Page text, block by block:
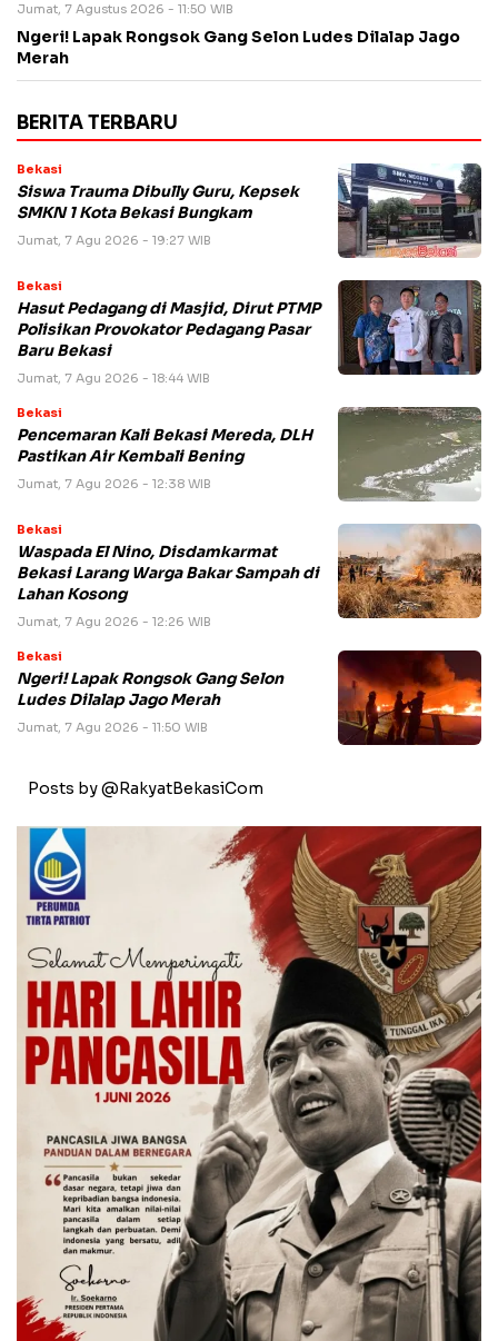
Jumat, 7 Agustus 2026 - 11:50 WIB
Ngeri! Lapak Rongsok Gang Selon Ludes Dilalap Jago
Merah
BERITA TERBARU
Bekasi
Siswa Trauma Dibully Guru, Kepsek
SMKN 1 Kota Bekasi Bungkam
Jumat, 7 Agu 2026 - 19:27 WIB
Bekasi
Hasut Pedagang di Masjid, Dirut PTMP
Polisikan Provokator Pedagang Pasar
Baru Bekasi
Jumat, 7 Agu 2026 - 18:44 WIB
Bekasi
Pencemaran Kali Bekasi Mereda, DLH
Pastikan Air Kembali Bening
Jumat, 7 Agu 2026 - 12:38 WIB
Bekasi
Waspada El Nino, Disdamkarmat
Bekasi Larang Warga Bakar Sampah di
Lahan Kosong
Jumat, 7 Agu 2026 - 12:26 WIB
Bekasi
Ngeri! Lapak Rongsok Gang Selon
Ludes Dilalap Jago Merah
Jumat, 7 Agu 2026 - 11:50 WIB
Posts by @RakyatBekasiCom